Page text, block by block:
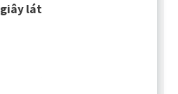
giây lát